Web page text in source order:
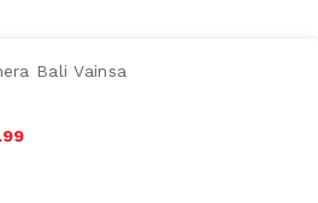
Bali Vainsa
99